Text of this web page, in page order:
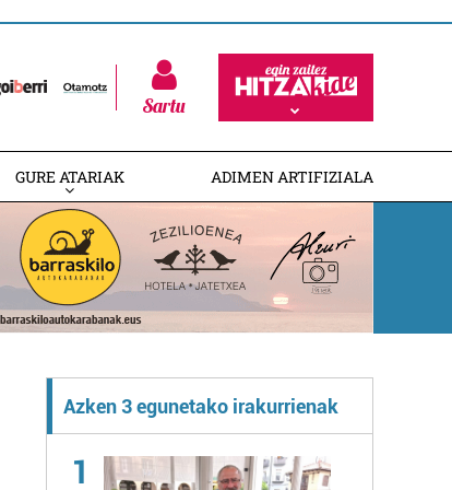
Sartu
GURE ATARIAK ADIMEN ARTIFIZIALA
Azken 3 egunetako irakurrienak
1